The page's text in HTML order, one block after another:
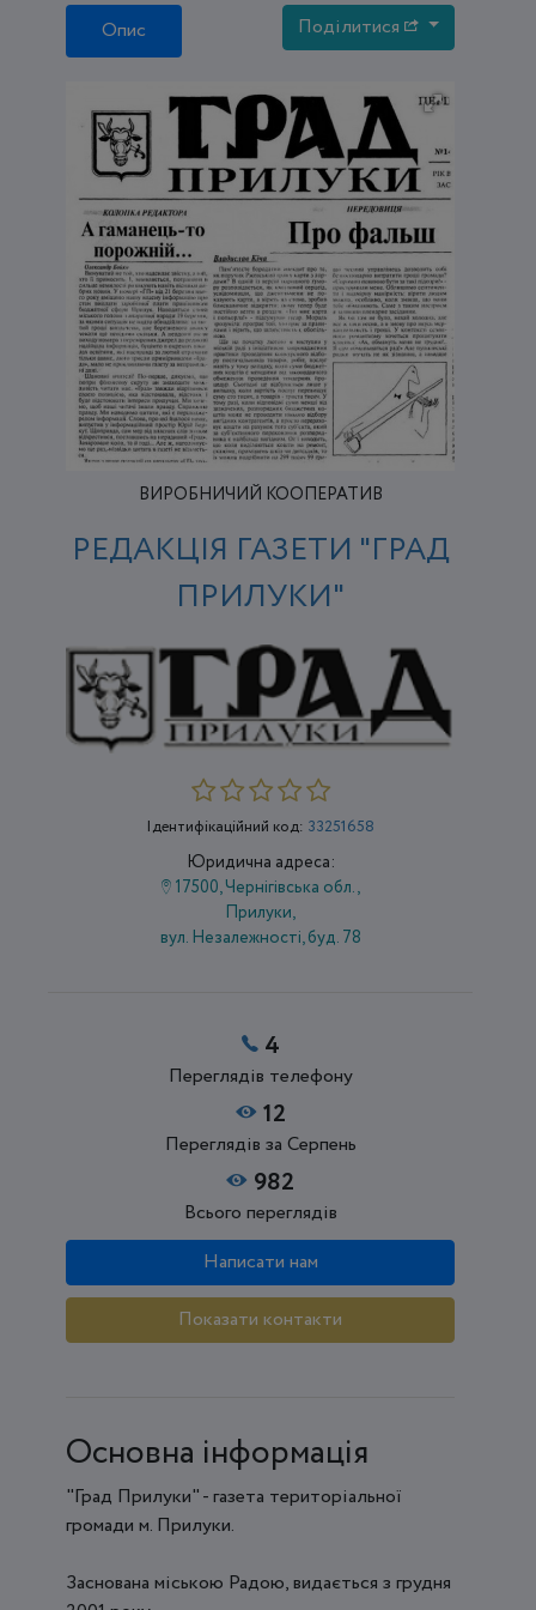
Опис Поділитися
ВИРОБНИЧИЙ КООПЕРАТИВ
РЕДАКЦІЯ ГАЗЕТИ "ГРАД
ПРИЛУКИ"
Ідентифікаційний код: 33251658
Юридична адреса:
17500, Чернігівська обл.,
Прилуки,
вул. Незалежності, буд. 78
4
Переглядів телефону
12
Переглядів за Серпень
982
Всього переглядів
Написати нам
Показати контакти
Основна інформація
"Град Прилуки" - газета територіальної
громади м. Прилуки.
Заснована міською Радою, видається з грудня